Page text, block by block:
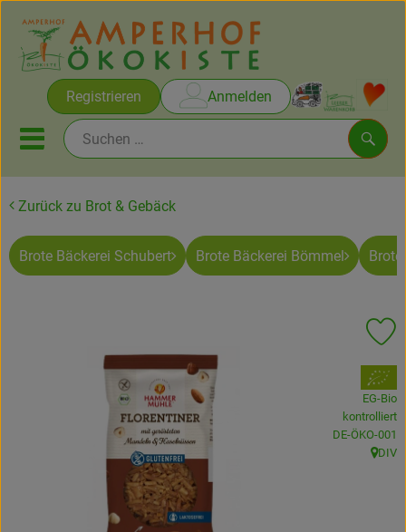
Registrieren Anmelden
Mobiles Menu öffnen oder
Rezepte
Obst & Gemüse
Zurück zu Brot & Gebäck
Brote Bäckerei Schubert Brote Bäckerei Bömmel
, Verband:
EG-Bio
kontrolliert
, Kontrollstelle:
DE-ÖKO-001
,
DIV